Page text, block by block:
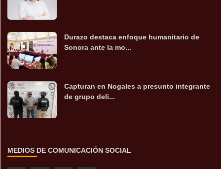
Durazo destaca enfoque humanitario de
Sonora ante la mo...
Capturan en Nogales a presunto integrante
de grupo deli...
MEDIOS DE COMUNICACIÓN SOCIAL